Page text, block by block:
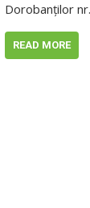
Dorobanților
READ MORE